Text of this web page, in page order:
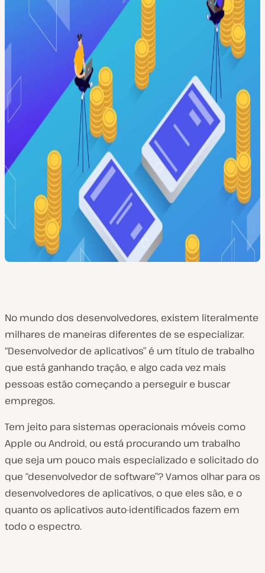
No mundo dos desenvolvedores, existem literalmente
milhares de maneiras diferentes de se especializar.
“Desenvolvedor de aplicativos” é um título de trabalho
que está ganhando tração, e algo cada vez mais
pessoas estão começando a perseguir e buscar
empregos.
Tem jeito para sistemas operacionais móveis como
Apple ou Android, ou está procurando um trabalho
que seja um pouco mais especializado e solicitado do
que “desenvolvedor de software”? Vamos olhar para os
desenvolvedores de aplicativos, o que eles são, e o
quanto os aplicativos auto-identificados fazem em
todo o espectro.